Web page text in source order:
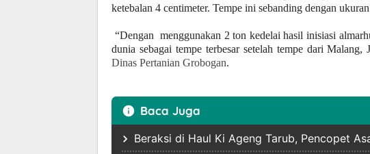
ketebalan 4 centimeter. Tempe ini sebanding dengan
“Dengan menggunakan 2 ton kedelai hasil inisiasi
dunia sebagai tempe terbesar setelah tempe dari
Dinas Pertanian Grobogan.
Baca Juga
Beraksi di Haul Ki Ageng Tarub, Pencopet